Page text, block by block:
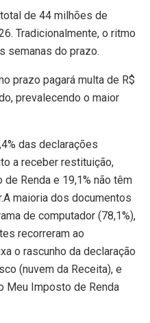
de 44 milhões de
Tradicionalmente, o ritmo
semanas do prazo.
prazo pagará multa de R$
prevalecendo o maior
das declarações
a receber restituição,
Renda e 19,1% não têm
maioria dos documentos
de computador (78,1%),
recorreram ao
o rascunho da declaração
(nuvem da Receita), e
Meu Imposto de Renda